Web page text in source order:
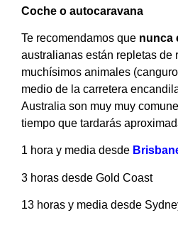
Coche o autocaravana
Te recomendamos que nunca
australianas están repletas de
muchísimos animales
medio de la carretera
Australia son muy muy
tiempo que tardarás
1 hora y media desde
3 horas desde Gold Coast
13 horas y media desde